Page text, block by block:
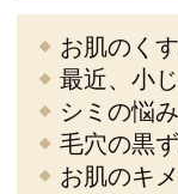
お肌のく
最近、小
シミの悩
毛穴の黒
お肌のキ